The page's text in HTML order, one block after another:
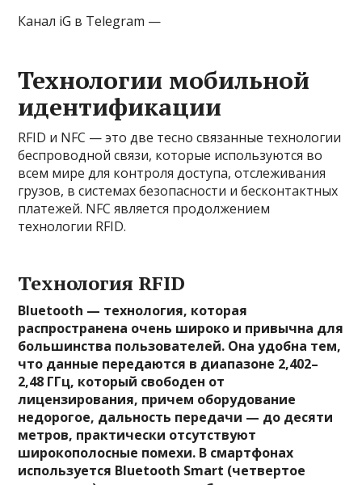
Канал iG в Telegram —
Технологии мобильной
идентификации
RFID и NFC — это две тесно связанные технологии
беспроводной связи, которые используются во
всем мире для контроля доступа, отслеживания
грузов, в системах безопасности и бесконтактных
платежей. NFC является продолжением
технологии RFID.
Технология RFID
Bluetooth — технология, которая
распространена очень широко и привычна для
большинства пользователей. Она удобна тем,
что данные передаются в диапазоне 2,402–
2,48 ГГц, который свободен от
лицензирования, причем оборудование
недорогое, дальность передачи — до десяти
метров, практически отсутствуют
широкополосные помехи. В смартфонах
используется Bluetooth Smart (четвертое